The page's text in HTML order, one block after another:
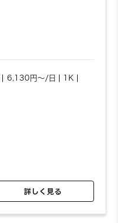
7,990円～/日
1R
6,130円～/日
1K
詳しく見る